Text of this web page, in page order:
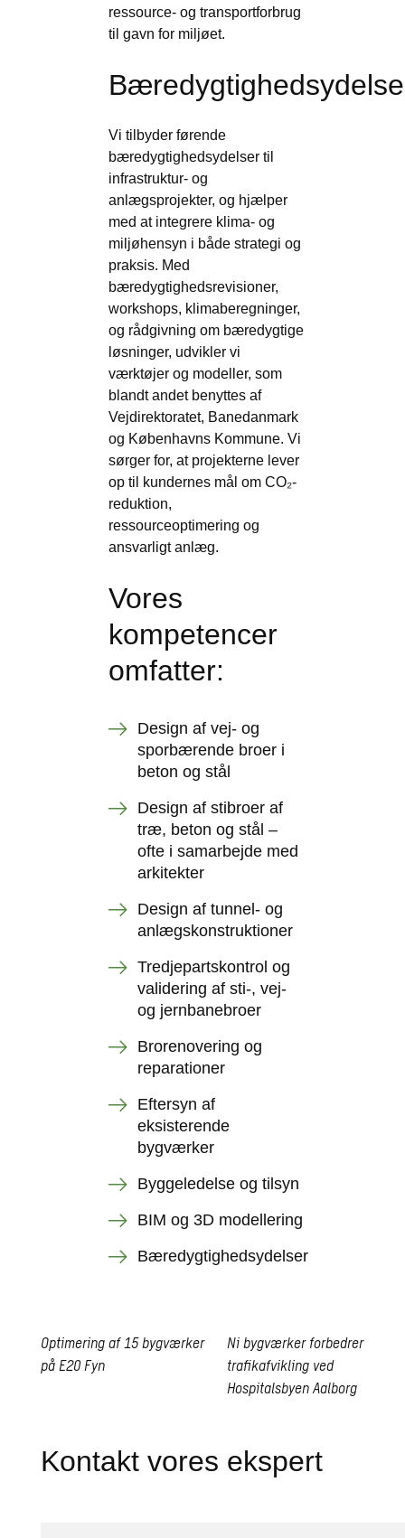
ressource- og transportforbrug
til gavn for miljøet.
Vi tilbyder førende
bæredygtighedsydelser til
infrastruktur- og
anlægsprojekter, og hjælper
med at integrere klima- og
miljøhensyn i både strategi og
praksis. Med
bæredygtighedsrevisioner,
workshops, klimaberegninger,
og rådgivning om bæredygtige
løsninger, udvikler vi
værktøjer og modeller, som
blandt andet benyttes af
Vejdirektoratet, Banedanmark
og Københavns Kommune. Vi
sørger for, at projekterne lever
op til kundernes mål om CO₂-
reduktion,
ressourceoptimering og
ansvarligt anlæg.
Vores
kompetencer
omfatter:
Design af vej- og
sporbærende broer i
beton og stål
Design af stibroer af
træ, beton og stål –
ofte i samarbejde med
arkitekter
Design af tunnel- og
anlægskonstruktioner
Tredjepartskontrol og
validering af sti-, vej-
og jernbanebroer
Brorenovering og
reparationer
Eftersyn af
eksisterende
bygværker
Byggeledelse og tilsyn
BIM og 3D modellering
Bæredygtighedsydelser
Optimering af 15 bygværker
på E20 Fyn
Ni bygværker forbedrer
trafikafvikling ved
Hospitalsbyen Aalborg
Kontakt vores ekspert